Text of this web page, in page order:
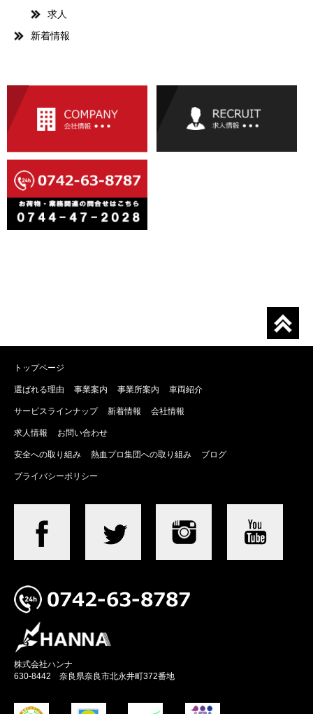
求人
新着情報
トップページ
選ばれる理由 事業案内 事業所案内 車両紹介
サービスラインナップ 新着情報 会社情報
求人情報 お問い合わせ
安全への取り組み 熱血プロ集団への取り組み ブログ
プライバシーポリシー
株式会社ハンナ
630-8442 奈良県奈良市北永井町372番地